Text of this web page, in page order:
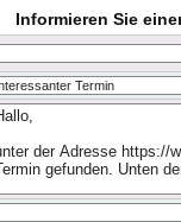
Informieren Sie